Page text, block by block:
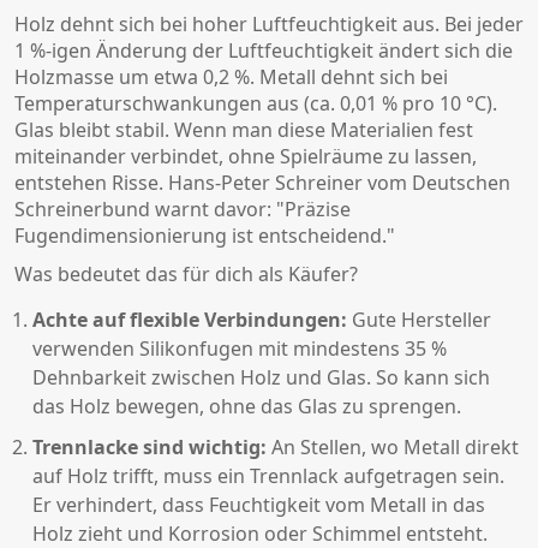
Holz dehnt sich bei hoher Luftfeuchtigkeit aus. Bei jeder
1 %-igen Änderung der Luftfeuchtigkeit ändert sich die
Holzmasse um etwa 0,2 %. Metall dehnt sich bei
Temperaturschwankungen aus (ca. 0,01 % pro 10 °C).
Glas bleibt stabil. Wenn man diese Materialien fest
miteinander verbindet, ohne Spielräume zu lassen,
entstehen Risse. Hans-Peter Schreiner vom Deutschen
Schreinerbund warnt davor: "Präzise
Fugendimensionierung ist entscheidend."
Was bedeutet das für dich als Käufer?
Achte auf flexible Verbindungen: Gute Hersteller
verwenden Silikonfugen mit mindestens 35 %
Dehnbarkeit zwischen Holz und Glas. So kann sich
das Holz bewegen, ohne das Glas zu sprengen.
Trennlacke sind wichtig: An Stellen, wo Metall direkt
auf Holz trifft, muss ein Trennlack aufgetragen sein.
Er verhindert, dass Feuchtigkeit vom Metall in das
Holz zieht und Korrosion oder Schimmel entsteht.